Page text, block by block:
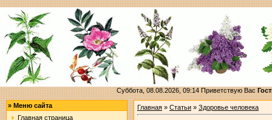
Суббота, 08.08.2026, 09:14Приветствую Вас
» Меню сайта
Главная страница
Главная» Статьи» Здоровье человека